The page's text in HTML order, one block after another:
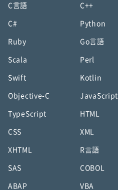
C言語 C++
C# Python
Ruby Go言語
Scala Perl
Swift Kotlin
Objective-C JavaScript
TypeScript HTML
CSS XML
XHTML R言語
SAS COBOL
ABAP VBA